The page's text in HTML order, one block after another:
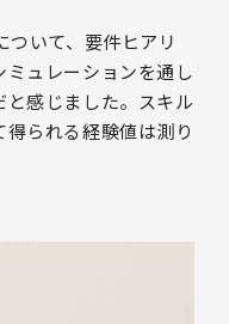
ついて、要件ヒアリ
ュレーションを通し
感じました。スキル
られる経験値は測り